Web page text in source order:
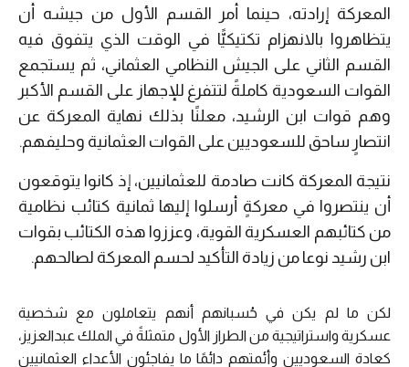
المعركة إرادته، حينما أمر القسم الأول من جيشه أن
يتظاهروا بالانهزام تكتيكيًّا في الوقت الذي يتفوق فيه
القسم الثاني على الجيش النظامي العثماني، ثم يستجمع
القوات السعودية كاملةً لتتفرغ للإجهاز على القسم الأكبر
وهم قوات ابن الرشيد، معلنًا بذلك نهاية المعركة عن
انتصارٍ ساحق للسعوديين على القوات العثمانية وحليفهم.
نتيجة المعركة كانت صادمة للعثمانيين، إذ كانوا يتوقعون
أن ينتصروا في معركةٍ أرسلوا إليها ثمانية كتائب نظامية
من كتائبهم العسكرية القوية، وعززوا هذه الكتائب بقوات
ابن رشيد نوعا من زيادة التأكيد لحسم المعركة لصالحهم.
لكن ما لم يكن في حُسبانهم أنهم يتعاملون مع شخصية
عسكرية واستراتيجية من الطراز الأول متمثلةً في الملك عبدالعزيز،
كعادة السعوديين وأئمتهم دائمًا ما يفاجئون الأعداء العثمانيين